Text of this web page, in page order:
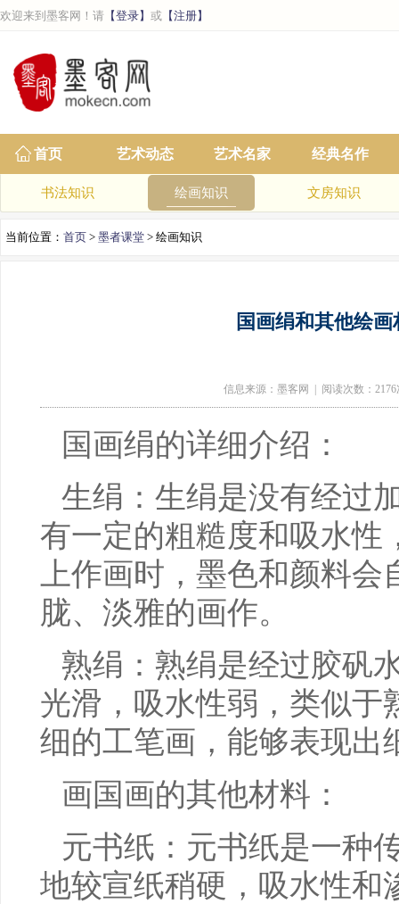
欢迎来到墨客网！请 【登录】 或 【注册】
首页 艺术动态 艺术名家 经典名作
书法知识 绘画知识 文房知识
当前位置： 首页 > 墨者课堂 > 绘画知识
国画绢和其他绘
信息来源：墨客网 | 阅读次数：2176
国画绢的详细介绍：
生绢：生绢是没有经过
有一定的粗糙度和吸水性
上作画时，墨色和颜料会
胧、淡雅的画作。
熟绢：熟绢是经过胶矾
光滑，吸水性弱，类似于
细的工笔画，能够表现出
画国画的其他材料：
元书纸：元书纸是一种
地较宣纸稍硬，吸水性和